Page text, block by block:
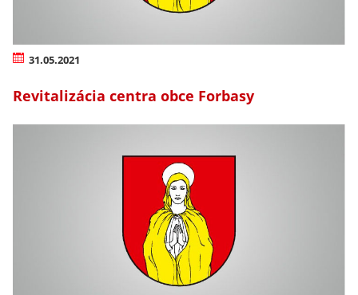
31.05.2021
Revitalizácia centra obce Forbasy